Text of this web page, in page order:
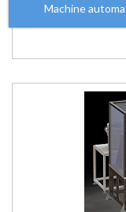
Machine